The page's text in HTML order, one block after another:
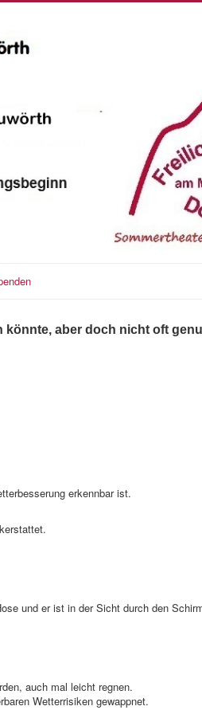
könnte, aber doch nicht oft
erkennbar ist.
und er ist in der Sicht durch den
auch mal leicht regnen.
Wetterrisiken gewappnet.